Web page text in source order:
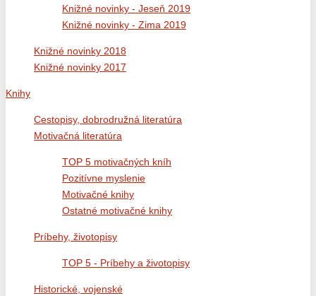
Knižné novinky - Jeseň 2019
Knižné novinky - Zima 2019
Knižné novinky 2018
Knižné novinky 2017
Knihy
Cestopisy, dobrodružná literatúra
Motivačná literatúra
TOP 5 motivačných kníh
Pozitívne myslenie
Motivačné knihy
Ostatné motivačné knihy
Príbehy, životopisy
TOP 5 - Príbehy a životopisy
Historické, vojenské